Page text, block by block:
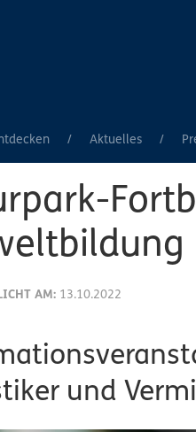
Aktuelles
AM: 13.10.2022
und